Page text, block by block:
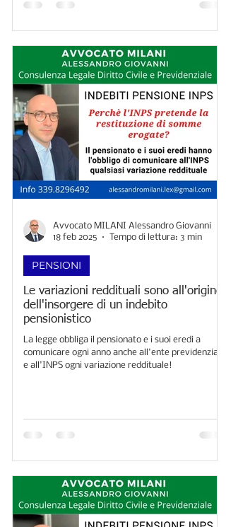
Le variazioni reddituali sono all'origine
dell'insorgere di un indebito
pensionistico
La legge obbliga il pensionato e i suoi eredi a
comunicare ogni anno anche all'ente previdenziale
e all'INPS ogni variazione reddituale!​
PENSIONI
Avvocato MILANI Alessandro Giovanni
18 feb 2025
Tempo di lettura: 3 min